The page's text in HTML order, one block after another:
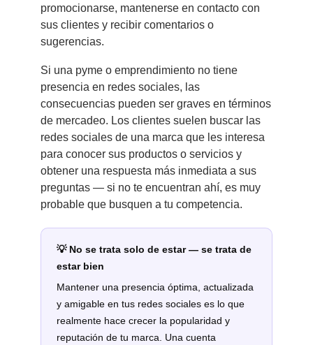
promocionarse, mantenerse en contacto con
sus clientes y recibir comentarios o
sugerencias.
Si una pyme o emprendimiento no tiene
presencia en redes sociales, las
consecuencias pueden ser graves en términos
de mercadeo. Los clientes suelen buscar las
redes sociales de una marca que les interesa
para conocer sus productos o servicios y
obtener una respuesta más inmediata a sus
preguntas — si no te encuentran ahí, es muy
probable que busquen a tu competencia.
💡 No se trata solo de estar — se trata de
estar bien
Mantener una presencia óptima, actualizada
y amigable en tus redes sociales es lo que
realmente hace crecer la popularidad y
reputación de tu marca. Una cuenta